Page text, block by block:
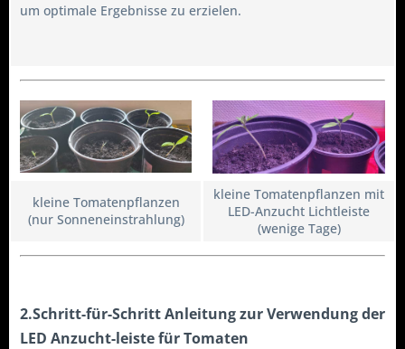
um optimale Ergebnisse zu erzielen.
kleine Tomatenpflanzen
(nur Sonneneinstrahlung)
kleine Tomatenpflanzen mit
LED-Anzucht Lichtleiste
(wenige Tage)
2.Schritt-für-Schritt Anleitung zur Verwendung der
LED Anzucht-leiste für Tomaten